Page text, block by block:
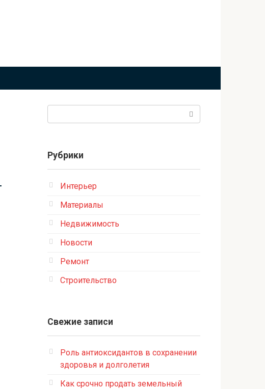
Рубрики
Интерьер
Материалы
Недвижимость
Новости
Ремонт
Строительство
Свежие записи
Роль антиоксидантов в сохранении
здоровья и долголетия
Как срочно продать земельный